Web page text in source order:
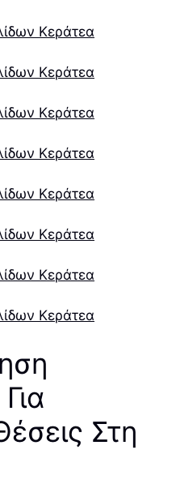
Κεράτεα
Κεράτεα
Κεράτεα
Κεράτεα
Κεράτεα
Κεράτεα
Κεράτεα
Κεράτεα
Στη